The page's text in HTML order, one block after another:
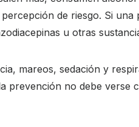
de riesgo. Si
u otras
mareos, sedación y
prevención no debe